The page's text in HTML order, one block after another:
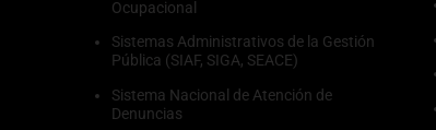
Ocupacional
Sistemas Administrativos de la Gestión
Pública (SIAF, SIGA, SEACE)
Sistema Nacional de Atención de
Denuncias